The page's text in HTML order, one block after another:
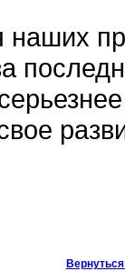
наших